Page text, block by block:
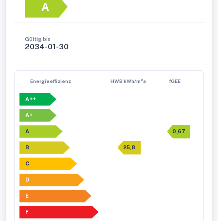
A
Gültig bis
2034-01-30
Energieeffizienz HWB kWh/m²a fGEE
A++
A+
A 0,67
B 25,8
C
D
E
F